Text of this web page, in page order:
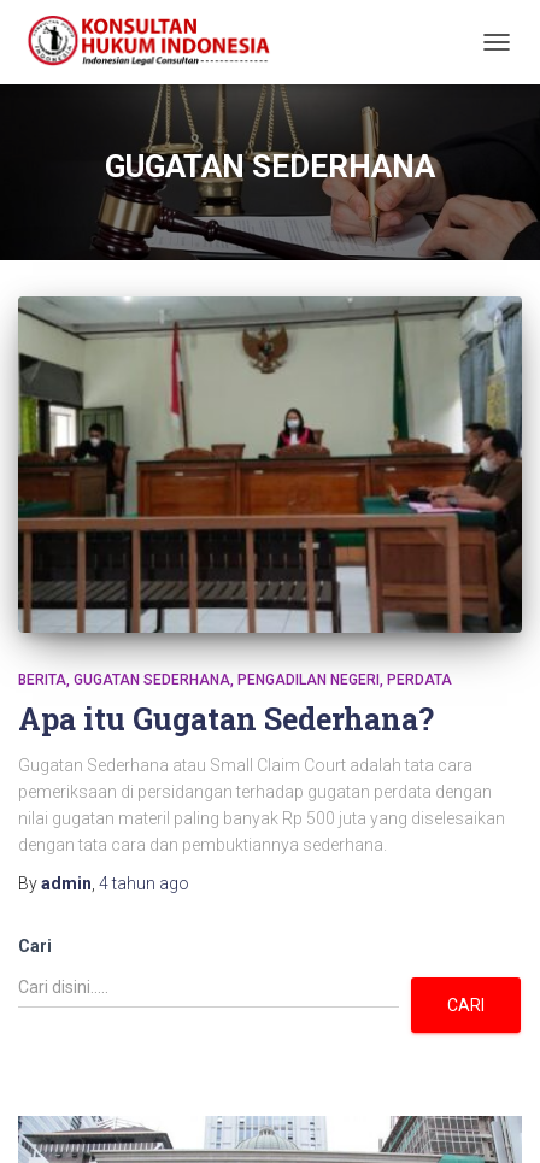
GUGATAN SEDERHANA
BERITA GUGATAN SEDERHANA PENGADILAN NEGERI PERDATA
Apa itu Gugatan Sederhana?
Gugatan Sederhana atau Small Claim Court adalah tata cara
pemeriksaan di persidangan terhadap gugatan perdata dengan
nilai gugatan materil paling banyak Rp 500 juta yang diselesaikan
dengan tata cara dan pembuktiannya sederhana.
Byadmin 4 tahun ago
Cari
CARI